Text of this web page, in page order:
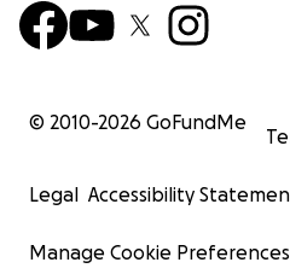
© 2010-2026 GoFundMe
Legal Accessibility
Manage Cookie Preferences